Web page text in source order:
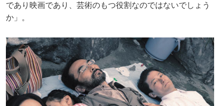
であり映画であり、芸術のもつ役割なのではないでしょう
か」。